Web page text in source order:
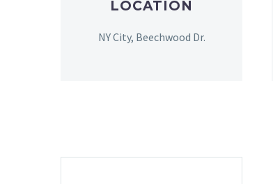
LOCATION
NY City, Beechwood Dr.